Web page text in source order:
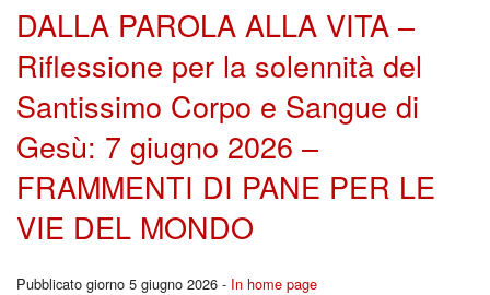
DALLA PAROLA ALLA VITA –
Riflessione per la solennità del
Santissimo Corpo e Sangue di
Gesù: 7 giugno 2026 –
FRAMMENTI DI PANE PER LE
VIE DEL MONDO
Pubblicato giorno 5 giugno 2026 - In home page